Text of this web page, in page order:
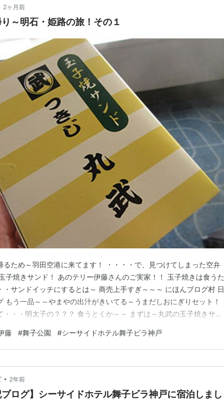
2ヶ月前
り～明石・姫路の旅！その１
るため～羽田空港に来てます！ ・・・・で、見つけてしまった空弁
子焼きサンド！ あのテリー伊藤さんのご実家！！ 玉子焼きは食うた
・サンドイッチにするとは～ 商売上手すぎ～～～ にほんブログ村 日
もう一品～～やまやの出汁がきいてる～うまだしおにぎりセット！
・・・明太子の？？？ 食うとくか～～ まずは～丸武の玉子焼きサン
わぐ程の物じゃない！！ 所詮弁当～～～期待ししすぎちゃダメ！
空港に到着し～バスで三…
藤 #舞子公園 #シーサイドホテル舞子ビラ神戸
• 2年前
ブログ】シーサイドホテル舞子ビラ神戸に宿泊しまし